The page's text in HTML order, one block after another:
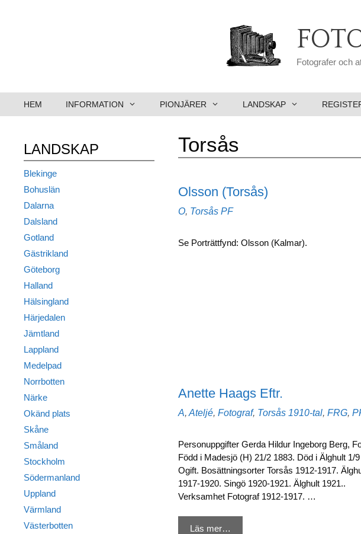
Fotografer och
HEM INFORMATION PIONJÄRER LANDSKAP
Torsås
Olsson (Torsås)
Kategorier
O, Torsås Etiketter
PF
Se Porträttfynd: Olsson (Kalmar).
Anette Haags Eftr.
Kategorier
A, Ateljé, Fotograf, Torsås Etiketter
1910-tal, FRG,
Personuppgifter Gerda Hildur Ingeborg Berg,
Född i Madesjö (H) 21/2 1883. Död i Älghult 1/
Ogift. Bosättningsorter Torsås 1912-1917.
1917-1920. Singö 1920-1921. Älghult 1921..
Verksamhet Fotograf 1912-1917. …
Läs mer…
LANDSKAP
Blekinge
Bohuslän
Dalarna
Dalsland
Gotland
Gästrikland
Göteborg
Halland
Hälsingland
Härjedalen
Jämtland
Lappland
Medelpad
Norrbotten
Närke
Okänd plats
Skåne
Småland
Stockholm
Södermanland
Uppland
Värmland
Västerbotten